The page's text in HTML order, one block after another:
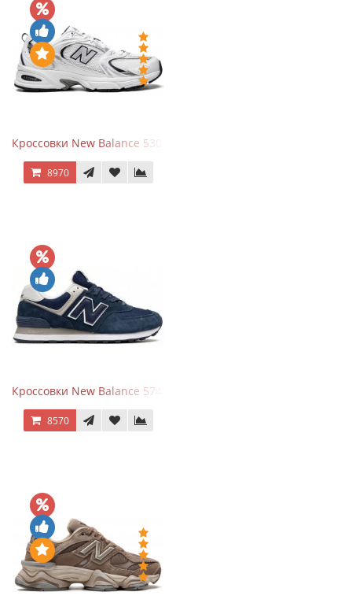
Кроссовки New Balance 530 White Silver Navy
8970
Кроссовки New Balance 574 Navy Blue White
8570